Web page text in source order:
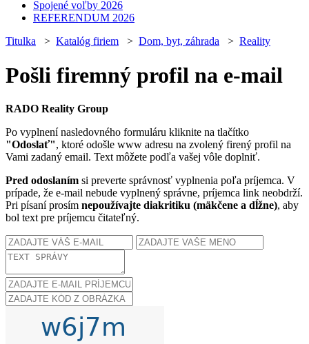
Spojené voľby 2026
REFERENDUM 2026
Titulka > Katalóg firiem > Dom, byt, záhrada > Reality
Pošli firemný profil na e-mail
RADO Reality Group
Po vyplnení nasledovného formuláru kliknite na tlačítko
"Odoslať", ktoré odošle www adresu na zvolený firený profil na
Vami zadaný email. Text môžete podľa vašej vôle doplniť.
Pred odoslaním si preverte správnosť vyplnenia poľa príjemca. V
prípade, že e-mail nebude vyplnený správne, príjemca link neobdrží.
Pri písaní prosím nepoužívajte diakritiku (mäkčene a dĺžne), aby
bol text pre príjemcu čitateľný.